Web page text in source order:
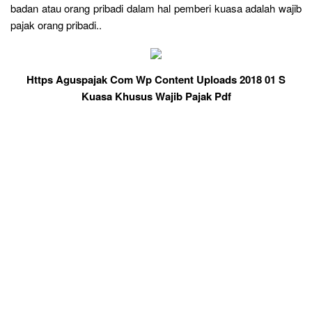
badan atau orang pribadi dalam hal pemberi kuasa adalah wajib
pajak orang pribadi..
Https Aguspajak Com Wp Content Uploads 2018 01 S
Kuasa Khusus Wajib Pajak Pdf